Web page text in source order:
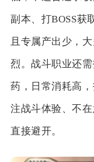
副本、打BOSS获
且专属产出少，
烈。战斗职业还
药，日常消耗高
注战斗体验、不
直接避开。